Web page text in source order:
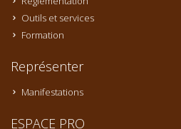
Outils et services
Formation
Représenter
Manifestations
ESPACE PRO